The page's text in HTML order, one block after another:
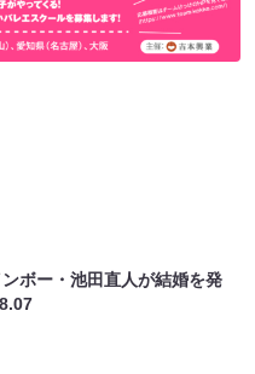
ンボー・池田直人が結婚を発